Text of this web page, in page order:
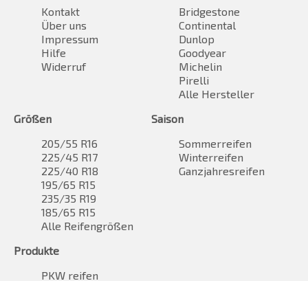
Kontakt
Über uns
Impressum
Hilfe
Widerruf
Bridgestone
Continental
Dunlop
Goodyear
Michelin
Pirelli
Alle Hersteller
Größen
205/55 R16
225/45 R17
225/40 R18
195/65 R15
235/35 R19
185/65 R15
Alle Reifengrößen
Saison
Sommerreifen
Winterreifen
Ganzjahresreifen
Produkte
PKW reifen